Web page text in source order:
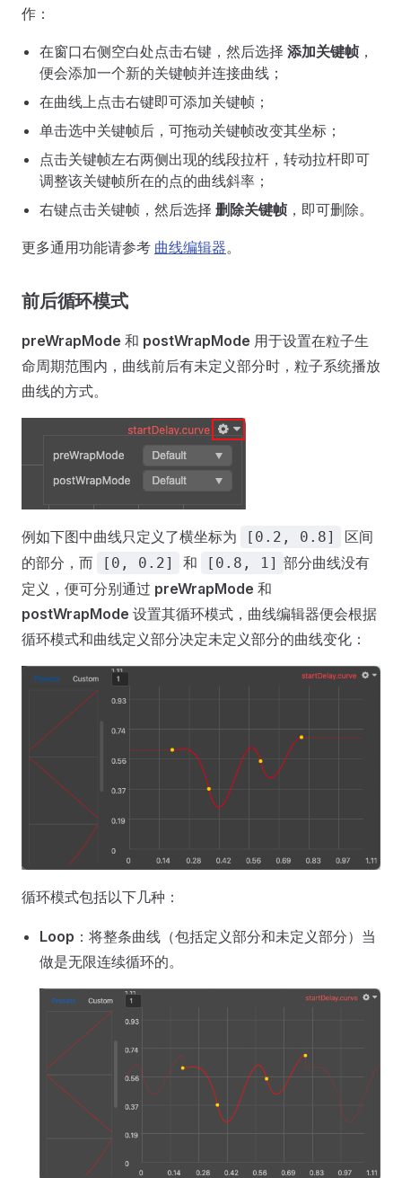
作：
在窗口右侧空白处点击右键，然后选择 添加关键帧 ，
便会添加一个新的关键帧并连接曲线；
在曲线上点击右键即可添加关键帧；
单击选中关键帧后，可拖动关键帧改变其坐标；
点击关键帧左右两侧出现的线段拉杆，转动拉杆即可
调整该关键帧所在的点的曲线斜率；
右键点击关键帧，然后选择 删除关键帧 ，即可删除。
更多通用功能请参考 曲线编辑器。
前后循环模式
preWrapMode 和 postWrapMode 用于设置在粒子生
命周期范围内，曲线前后有未定义部分时，粒子系统播放
曲线的方式。
例如下图中曲线只定义了横坐标为 [0.2, 0.8]
区间
的部分，而
[0, 0.2] 和 [0.8, 1] 部分曲线没有
定义，便可分别通过 preWrapMode 和
postWrapMode 设置其循环模式，曲线编辑器便会根据
循环模式和曲线定义部分决定未定义部分的曲线变化：
循环模式包括以下几种：
Loop ：将整条曲线（包括定义部分和未定义部分）当
做是无限连续循环的。